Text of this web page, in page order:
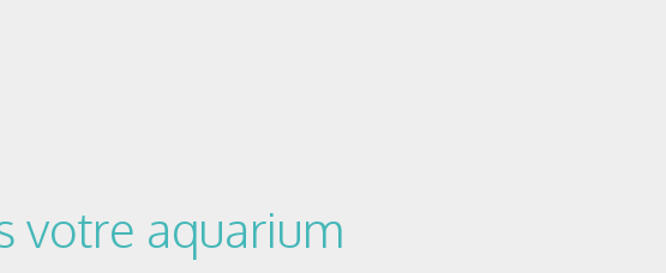
votre aquarium